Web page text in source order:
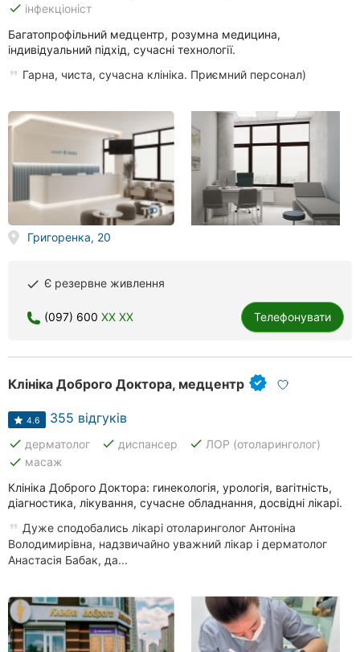
done інфекціоніст
Багатопрофільний медцентр, розумна медицина,
індивідуальний підхід, сучасні технології.
Гарна, чиста, сучасна клініка. Приємний персонал)
Григоренка, 20
done Є резервне живлення
(097) 600 XX XX Телефонувати
Клініка Доброго Доктора, медцентр
4.6 355 відгуків
done дерматолог done диспансер done ЛОР (отоларинголог)
done масаж
Клініка Доброго Доктора: гинекологія, урологія, вагітність,
діагностика, лікування, сучасне обладнання, досвідні лікарі.
Дуже сподобались лікарі отоларинголог Антоніна
Володимирівна, надзвичайно уважний лікар і дерматолог
Анастасія Бабак, да...